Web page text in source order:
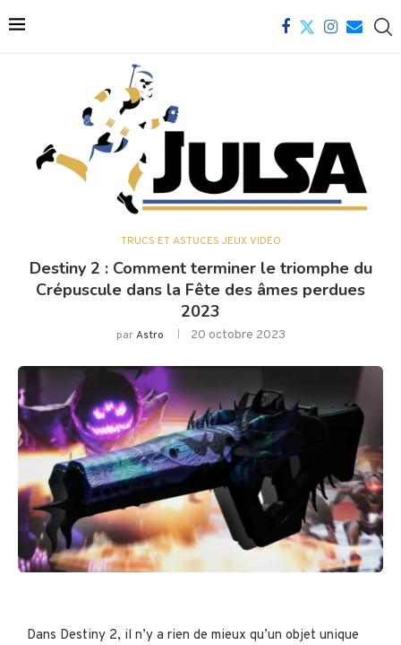
TRUCS ET ASTUCES JEUX VIDÉO
Destiny 2 : Comment terminer le triomphe du
Crépuscule dans la Fête des âmes perdues
2023
parAstro 20 octobre 2023
Dans Destiny 2, il n’y a rien de mieux qu’un objet unique